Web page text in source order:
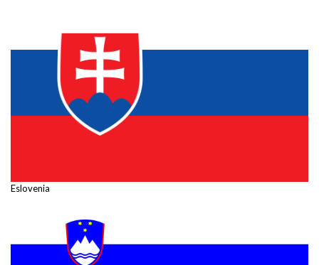
Eslovenia